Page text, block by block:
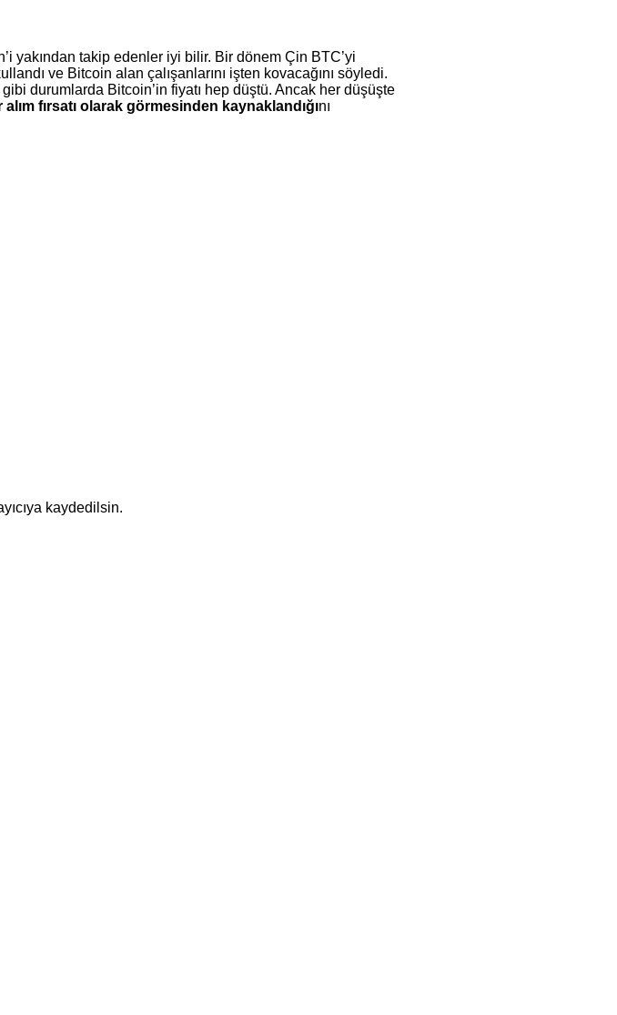
yakından takip edenler iyi bilir. Bir dönem Çin BTC’yi
ve Bitcoin alan çalışanlarını işten kovacağını söyledi.
gibi durumlarda Bitcoin’in fiyatı hep düştü. Ancak her düşüşte
fırsatı olarak görmesinden kaynaklandığını
kaydedilsin.